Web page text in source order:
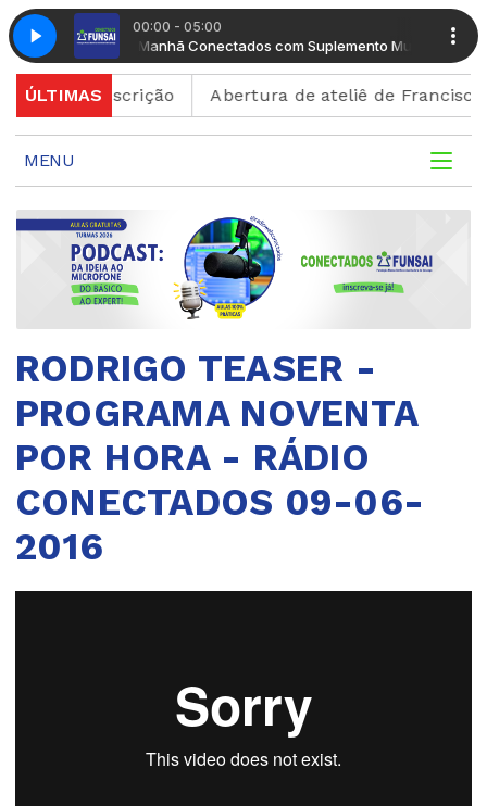
00:00 - 05:00
MusicalManhã Conectados com Suplemento Musical
ÚLTIMAS
inscrição Abertura de ateliê de Francisco
MENU
RODRIGO TEASER -
PROGRAMA NOVENTA
POR HORA - RÁDIO
CONECTADOS 09-06-
2016